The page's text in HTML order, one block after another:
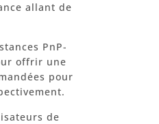
allant de
PnP-
offrir une
pour
de